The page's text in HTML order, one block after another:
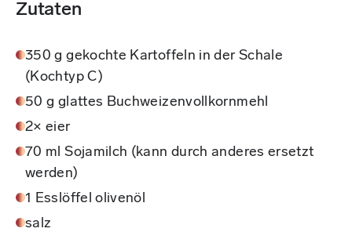
Zutaten
350 g gekochte Kartoffeln in der Schale
(Kochtyp C)
50 g glattes Buchweizenvollkornmehl
2× eier
70 ml Sojamilch (kann durch anderes ersetzt
werden)
1 Esslöffel olivenöl
salz